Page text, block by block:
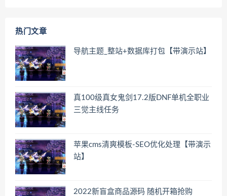
热门文章
导航主题_整站+数据库打包【带演示站】
真100级真女鬼剑17.2版DNF单机全职业
三觉主线任务
苹果cms清爽模板-SEO优化处理【带演示
站】
2022新盲盒商品源码 随机开箱抢购